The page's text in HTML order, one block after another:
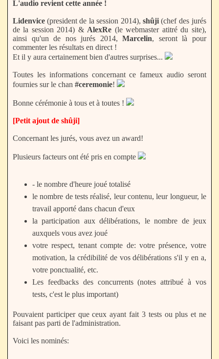
L'audio revient cette année !
Lidenvice (president de la session 2014), shûji (chef des jurés
de la session 2014) & AlexRe (le webmaster atitré du site),
ainsi qu'un de nos jurés 2014, Marcelin, seront là pour
commenter les résultats en direct !
Et il y aura certainement bien d'autres surprises...
Toutes les informations concernant ce fameux audio seront
fournies sur le chan #ceremonie!
Bonne cérémonie à tous et à toutes !
[Petit ajout de shûji]
Concernant les jurés, vous avez un award!
Plusieurs facteurs ont été pris en compte
- le nombre d'heure joué totalisé
le nombre de tests réalisé, leur contenu, leur longueur, le
travail apporté dans chacun d'eux
la participation aux délibérations, le nombre de jeux
auxquels vous avez joué
votre respect, tenant compte de: votre présence, votre
motivation, la crédibilité de vos délibérations s'il y en a,
votre ponctualité, etc.
Les feedbacks des concurrents (notes attribué à vos
tests, c'est le plus important)
Pouvaient participer que ceux ayant fait 3 tests ou plus et ne
faisant pas parti de l'administration.
Voici les nominés: